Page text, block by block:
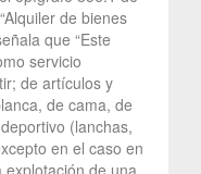
de bienes
que “Este
servicio
de artículos y
de cama, de
(lanchas,
en el caso en
de una